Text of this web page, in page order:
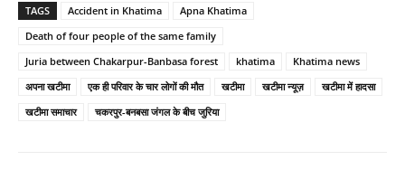
TAGS Accident in Khatima
Apna Khatima
Death of four people of the same family
Juria between Chakarpur-Banbasa forest
khatima
Khatima news
अपना खटीमा
एक ही परिवार के चार लोगों की मौत खटीमा खटीमा न्यूज़
खटीमा में हादसा
खटीमा समाचार
चकरपुर-बनबसा जंगल के बीच जुरिया